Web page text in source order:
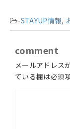
-STAYUP情報,
comment
メールアドレス
ている欄は必須